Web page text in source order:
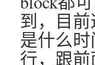
到，目
是什么
行，跟